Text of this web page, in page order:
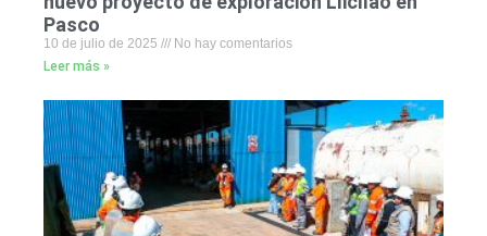
Pasco
10 de julio de 2025
No hay comentarios
Leer más »